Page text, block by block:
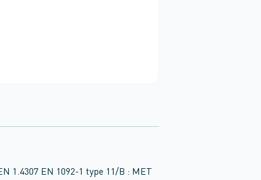
1.4307 EN 1092-1 type 11/B : MET